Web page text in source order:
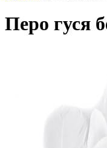
Перо гуся